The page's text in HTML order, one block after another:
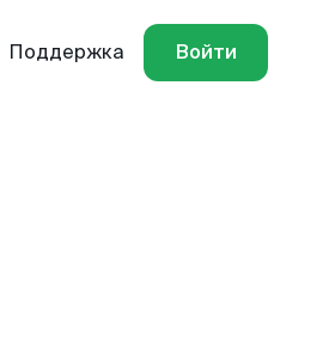
Поддержка Войти